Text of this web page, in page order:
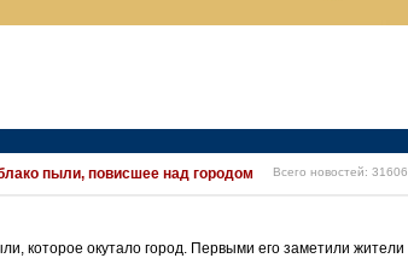
пыли, повисшее над городом Всего новостей: 31606
которое окутало город. Первыми его заметили жители